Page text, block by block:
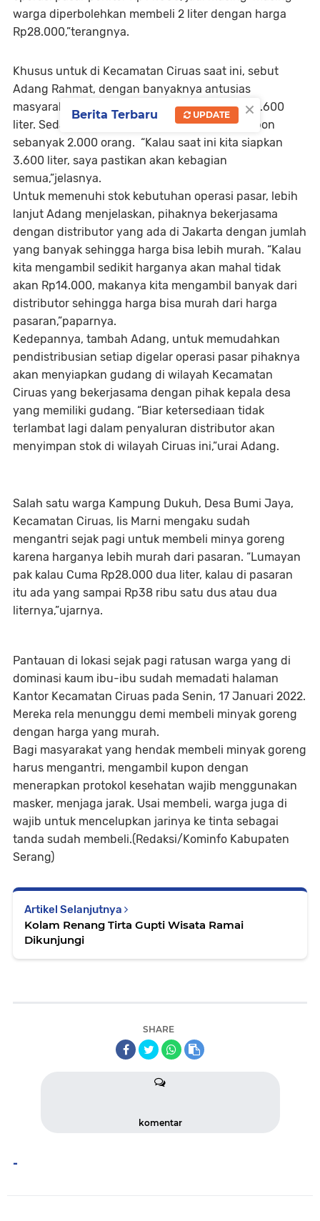
warga diperbolehkan membeli 2 liter dengan harga
Rp28.000,”terangnya.
Khusus untuk di Kecamatan Ciruas saat ini, sebut
Adang Rahmat, dengan banyaknya antusias
masyarakat pihaknya menyiapkan sebanyak 3.600
liter. Sedangkan untuk warga menyiapkan kupon
sebanyak 2.000 orang. “Kalau saat ini kita siapkan
3.600 liter, saya pastikan akan kebagian
semua,”jelasnya.
Untuk memenuhi stok kebutuhan operasi pasar, lebih
lanjut Adang menjelaskan, pihaknya bekerjasama
dengan distributor yang ada di Jakarta dengan jumlah
yang banyak sehingga harga bisa lebih murah. “Kalau
kita mengambil sedikit harganya akan mahal tidak
akan Rp14.000, makanya kita mengambil banyak dari
distributor sehingga harga bisa murah dari harga
pasaran,”paparnya.
Kedepannya, tambah Adang, untuk memudahkan
pendistribusian setiap digelar operasi pasar pihaknya
akan menyiapkan gudang di wilayah Kecamatan
Ciruas yang bekerjasama dengan pihak kepala desa
yang memiliki gudang. “Biar ketersediaan tidak
terlambat lagi dalam penyaluran distributor akan
menyimpan stok di wilayah Ciruas ini,”urai Adang.
Salah satu warga Kampung Dukuh, Desa Bumi Jaya,
Kecamatan Ciruas, Iis Marni mengaku sudah
mengantri sejak pagi untuk membeli minya goreng
karena harganya lebih murah dari pasaran. “Lumayan
pak kalau Cuma Rp28.000 dua liter, kalau di pasaran
itu ada yang sampai Rp38 ribu satu dus atau dua
liternya,”ujarnya.
Pantauan di lokasi sejak pagi ratusan warga yang di
dominasi kaum ibu-ibu sudah memadati halaman
Kantor Kecamatan Ciruas pada Senin, 17 Januari 2022.
Mereka rela menunggu demi membeli minyak goreng
dengan harga yang murah.
Bagi masyarakat yang hendak membeli minyak goreng
harus mengantri, mengambil kupon dengan
menerapkan protokol kesehatan wajib menggunakan
masker, menjaga jarak. Usai membeli, warga juga di
wajib untuk mencelupkan jarinya ke tinta sebagai
tanda sudah membeli.(Redaksi/Kominfo Kabupaten
Serang)
Artikel Selanjutnya
Kolam Renang Tirta Gupti Wisata Ramai
Dikunjungi
SHARE
komentar
-
×
Berita Terbaru UPDATE